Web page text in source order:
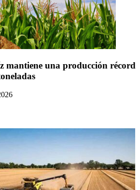
mantiene una producción récord